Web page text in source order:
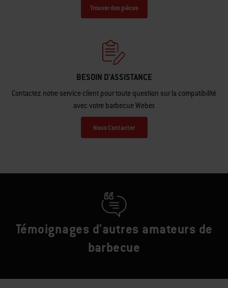
Trouver des pièces
BESOIN D'ASSISTANCE
Contactez notre service client pour toute question sur la compatibilité
avec votre barbecue Weber.
Nous Contacter
Témoignages d'autres amateurs de
barbecue